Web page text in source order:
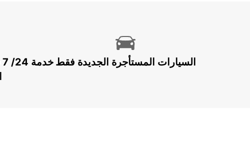
السيارات المستأجرة الجديدة فقط